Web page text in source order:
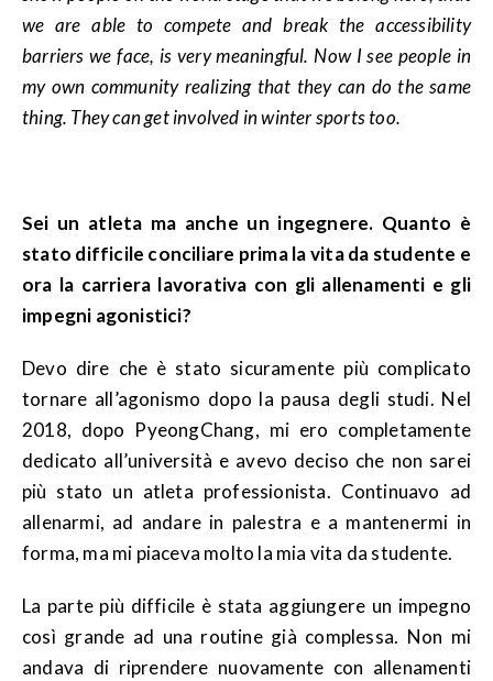
we are able to compete and break the accessibility
barriers we face, is very meaningful. Now I see people in
my own community realizing that they can do the same
thing. They can get involved in winter sports too.
Sei un atleta ma anche un ingegnere. Quanto è
stato difficile conciliare prima la vita da studente e
ora la carriera lavorativa con gli allenamenti e gli
impegni agonistici?
Devo dire che è stato sicuramente più complicato
tornare all’agonismo dopo la pausa degli studi. Nel
2018, dopo PyeongChang, mi ero completamente
dedicato all’università e avevo deciso che non sarei
più stato un atleta professionista. Continuavo ad
allenarmi, ad andare in palestra e a mantenermi in
forma, ma mi piaceva molto la mia vita da studente.
La parte più difficile è stata aggiungere un impegno
così grande ad una routine già complessa. Non mi
andava di riprendere nuovamente con allenamenti